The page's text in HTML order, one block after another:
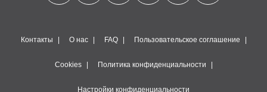
Контакты О нас FAQ Пользовательское соглашение
Cookies Политика конфиденциальности
Настройки конфиденциальности